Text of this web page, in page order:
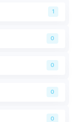
1
0
0
0
0